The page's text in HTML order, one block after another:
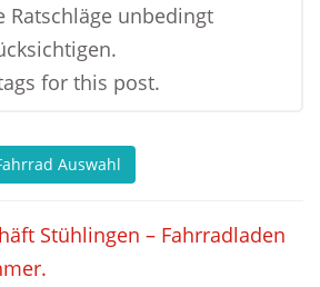
Ratschläge unbedingt
for this post.
Auswahl
Stühlingen – Fahrradladen